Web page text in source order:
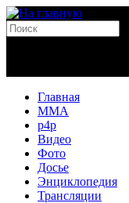
Главная
MMA
p4p
Видео
Фото
Досье
Энциклопедия
Трансляции